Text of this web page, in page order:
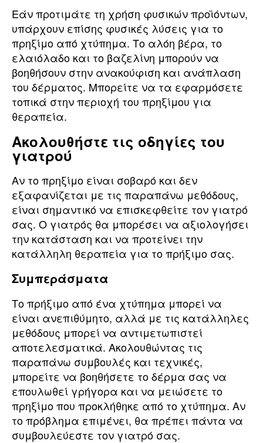
Εάν προτιμάτε τη χρήση φυσικών προϊόντων,
υπάρχουν επίσης φυσικές λύσεις για το
πρηξίμο από χτύπημα. Το αλόη βέρα, το
ελαιόλαδο και το βαζελίνη μπορούν να
βοηθήσουν στην ανακούφιση και ανάπλαση
του δέρματος. Μπορείτε να τα εφαρμόσετε
τοπικά στην περιοχή του πρηξίμου για
θεραπεία.
Ακολουθήστε τις οδηγίες του
γιατρού
Αν το πρηξίμο είναι σοβαρό και δεν
εξαφανίζεται με τις παραπάνω μεθόδους,
είναι σημαντικό να επισκεφθείτε τον γιατρό
σας. Ο γιατρός θα μπορέσει να αξιολογήσει
την κατάσταση και να προτείνει την
κατάλληλη θεραπεία για το πρήξιμο σας.
Συμπεράσματα
Το πρήξιμο από ένα χτύπημα μπορεί να
είναι ανεπιθύμητο, αλλά με τις κατάλληλες
μεθόδους μπορεί να αντιμετωπιστεί
αποτελεσματικά. Ακολουθώντας τις
παραπάνω συμβουλές και τεχνικές,
μπορείτε να βοηθήσετε το δέρμα σας να
επουλωθεί γρήγορα και να μειώσετε το
πρηξίμο που προκλήθηκε από το χτύπημα. Αν
το πρόβλημα επιμένει, θα πρέπει πάντα να
συμβουλεύεστε τον γιατρό σας.